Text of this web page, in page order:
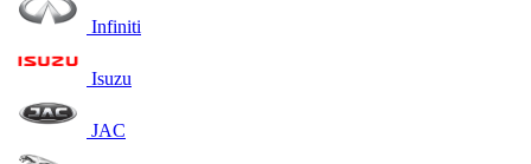
Infiniti
Isuzu
JAC